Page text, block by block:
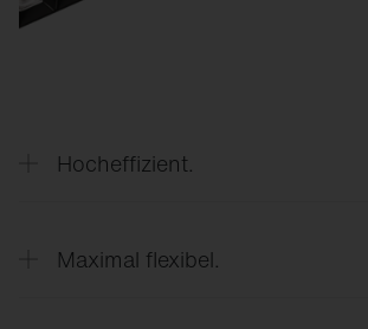
Hocheffizient.
Maximal flexibel.